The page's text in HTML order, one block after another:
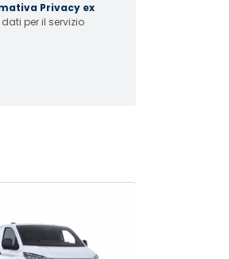
Privacy ex
per il servizio